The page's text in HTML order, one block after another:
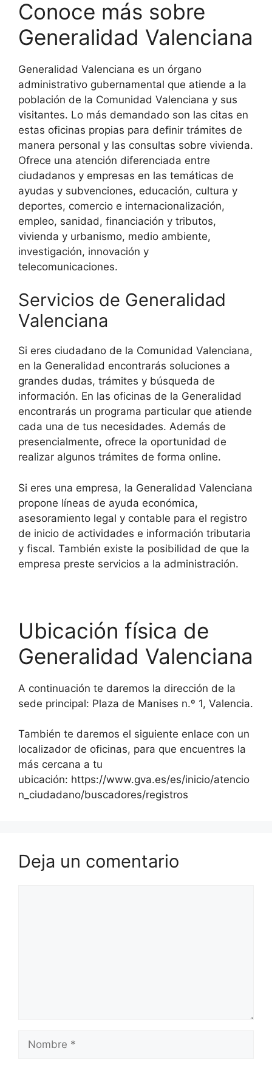
Conoce más sobre
Generalidad Valenciana
Generalidad Valenciana es un órgano
administrativo gubernamental que atiende a la
población de la Comunidad Valenciana y sus
visitantes. Lo más demandado son las citas en
estas oficinas propias para definir trámites de
manera personal y las consultas sobre vivienda.
Ofrece una atención diferenciada entre
ciudadanos y empresas en las temáticas de
ayudas y subvenciones, educación, cultura y
deportes, comercio e internacionalización,
empleo, sanidad, financiación y tributos,
vivienda y urbanismo, medio ambiente,
investigación, innovación y
telecomunicaciones.
Servicios de Generalidad
Valenciana
Si eres ciudadano de la Comunidad Valenciana,
en la Generalidad encontrarás soluciones a
grandes dudas, trámites y búsqueda de
información. En las oficinas de la Generalidad
encontrarás un programa particular que atiende
cada una de tus necesidades. Además de
presencialmente, ofrece la oportunidad de
realizar algunos trámites de forma online.
Si eres una empresa, la Generalidad Valenciana
propone líneas de ayuda económica,
asesoramiento legal y contable para el registro
de inicio de actividades e información tributaria
y fiscal. También existe la posibilidad de que la
empresa preste servicios a la administración.
Ubicación física de
Generalidad Valenciana
A continuación te daremos la dirección de la
sede principal: Plaza de Manises n.º 1, Valencia.
También te daremos el siguiente enlace con un
localizador de oficinas, para que encuentres la
más cercana a tu
ubicación: https://www.gva.es/es/inicio/atencio
n_ciudadano/buscadores/registros
Deja un comentario
Nombre